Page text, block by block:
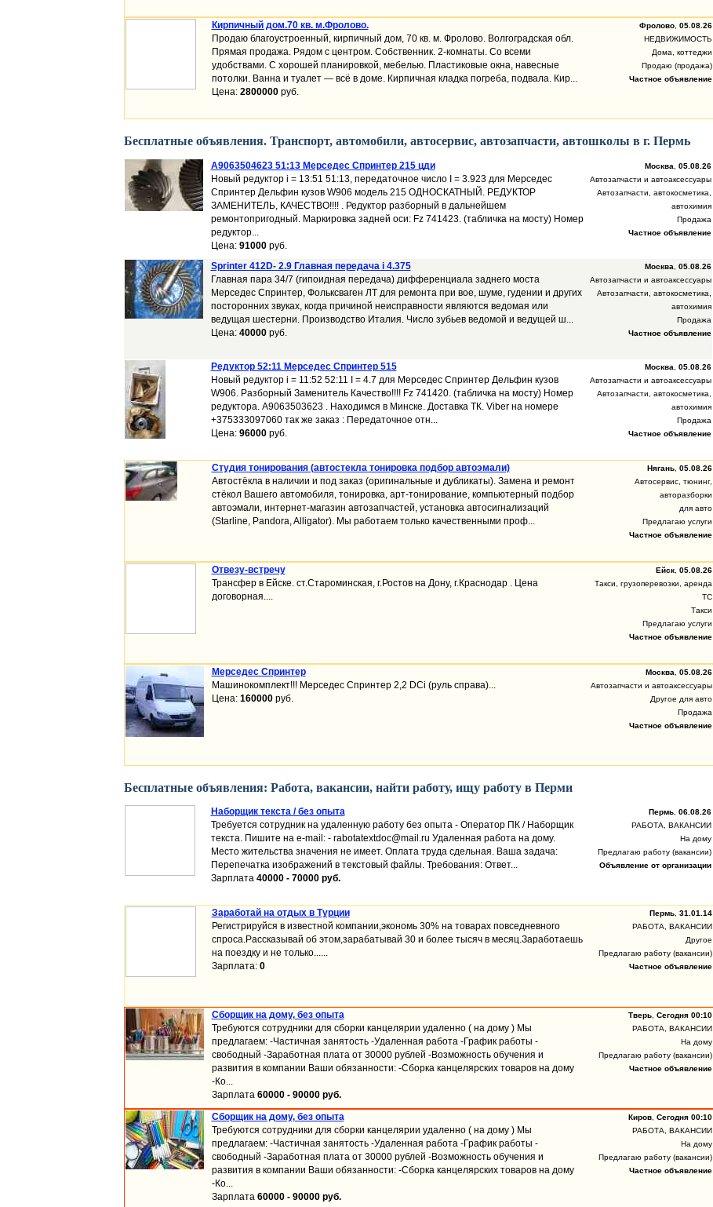
Кирпичный дом.70 кв. м.Фролово.
Продаю благоустроенный, кирпичный дом, 70 кв. м. Фролово. Волгоградская обл.
Прямая продажа. Рядом с центром. Собственник. 2-комнаты. Со всеми
удобствами. С хорошей планировкой, мебелью. Пластиковые окна, навесные
потолки. Ванна и туалет — всё в доме. Кирпичная кладка погреба, подвала. Кир...
Цена: 2800000руб.
Фролово, 05.08.26
НЕДВИЖИМОСТЬ
Дома, коттеджи
Продаю (продажа)
Частное объявление
Бесплатные объявления. Транспорт, автомобили, автосервис, автозапчасти, автошколы в г. Пермь
A9063504623 51:13 Мерседес Спринтер 215 цди
Новый редуктор i = 13:51 51:13, передаточное число I = 3.923 для Мерседес
Спринтер Дельфин кузов W906 модель 215 ОДНОСКАТНЫЙ. РЕДУКТОР
ЗАМЕНИТЕЛЬ, КАЧЕСТВО!!!! . Редуктор разборный в дальнейшем
ремонтопригодный. Маркировка задней оси: Fz 741423. (табличка на мосту) Номер
редуктор...
Цена: 91000руб.
Москва
05.08.26
Автозапчасти и автоаксессуары
Автозапчасти, автокосметика,
автохимия
Продажа
Частное объявление
Sprinter 412D- 2.9 Главная передача i 4.375
Главная пара 34/7 (гипоидная передача) дифференциала заднего моста
Mерседес Спринтер, Фольксваген ЛТ для ремонта при вое, шуме, гудении и других
посторонних звуках, когда причиной неисправности являются ведомая или
ведущая шестерни. Производство Италия. Число зубьев ведомой и ведущей ш...
Цена: 40000руб.
Москва
05.08.26
Автозапчасти и автоаксессуары
Автозапчасти, автокосметика,
автохимия
Продажа
Частное объявление
Редуктор 52:11 Мерседес Спринтер 515
Новый редуктор i = 11:52 52:11 I = 4.7 для Мерседес Спринтер Дельфин кузов
W906. Разборный Заменитель Качество!!!! Fz 741420. (табличка на мосту) Номер
редуктора. A9063503623 . Находимся в Минске. Доставка ТК. Viber на номере
+375333097060 так же заказ : Передаточное отн...
Цена: 96000руб.
Москва
05.08.26
Автозапчасти и автоаксессуары
Автозапчасти, автокосметика,
автохимия
Продажа
Частное объявление
Студия тонирования (автостекла тонировка подбор автоэмали)
Автостёкла в наличии и под заказ (оригинальные и дубликаты). Замена и ремонт
стёкол Вашего автомобиля, тонировка, арт-тонирование, компьютерный подбор
автоэмали, интернет-магазин автозапчастей, установка автосигнализаций
(Starline, Pandora, Alligator). Мы работаем только качественными проф...
Нягань, 05.08.26
Автосервис, тюнинг,
авторазборки
для авто
Предлагаю услуги
Частное объявление
Отвезу-встречу
Трансфер в Ейске. ст.Староминская, г.Ростов на Дону, г.Краснодар . Цена
договорная....
Ейск, 05.08.26
Такси, грузоперевозки, аренда
ТС
Такси
Предлагаю услуги
Частное объявление
Мерседес Спринтер
Машинокомплект!!! Мерседес Спринтер 2,2 DCi (руль справа)...
Цена: 160000руб.
Москва
05.08.26
Автозапчасти и автоаксессуары
Другое для авто
Продажа
Частное объявление
Бесплатные объявления: Работа, вакансии, найти работу, ищу работу в Перми
Наборщик текста / без опыта
Требуется сотрудник на удаленную работу без опыта - Оператор ПК / Наборщик
текста. Пишите на e-mail: - rabotatextdoc@mail.ru Удаленная работа на дому.
Место жительства значения не имеет. Оплата труда сдельная. Ваша задача:
Перепечатка изображений в текстовый файлы. Требования: Ответ...
Зарплата 40000 - 70000 руб.
Пермь, 06.08.26
РАБОТА, ВАКАНСИИ
На дому
Предлагаю работу (вакансии)
Объявление от организации
Заработай на отдых в Турции
Регистрируйся в известной компании,экономь 30% на товарах повседневного
спроса.Рассказывай об этом,зарабатывай 30 и более тысяч в месяц.Заработаешь
на поездку и не только......
Зарплата: 0
Пермь, 31.01.14
РАБОТА, ВАКАНСИИ
Другое
Предлагаю работу (вакансии)
Частное объявление
Сборщик на дому, без опыта
Требуются сотрудники для сборки канцелярии удаленно ( на дому ) Мы
предлагаем: -Частичная занятость -Удаленная работа -График работы -
свободный -Заработная плата от 30000 рублей -Возможность обучения и
развития в компании Ваши обязанности: -Сборка канцелярских товаров на дому
-Ко...
Зарплата 60000 - 90000 руб.
Тверь, Сегодня 00:10
РАБОТА, ВАКАНСИИ
На дому
Предлагаю работу (вакансии)
Частное объявление
Сборщик на дому, без опыта
Требуются сотрудники для сборки канцелярии удаленно ( на дому ) Мы
предлагаем: -Частичная занятость -Удаленная работа -График работы -
свободный -Заработная плата от 30000 рублей -Возможность обучения и
развития в компании Ваши обязанности: -Сборка канцелярских товаров на дому
-Ко...
Зарплата 60000 - 90000 руб.
Киров, Сегодня 00:10
РАБОТА, ВАКАНСИИ
На дому
Предлагаю работу (вакансии)
Частное объявление